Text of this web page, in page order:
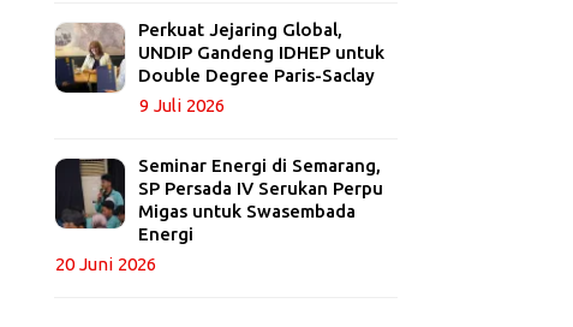
Perkuat Jejaring Global,
UNDIP Gandeng IDHEP untuk
Double Degree Paris-Saclay
9 Juli 2026
Seminar Energi di Semarang,
SP Persada IV Serukan Perpu
Migas untuk Swasembada
Energi
20 Juni 2026